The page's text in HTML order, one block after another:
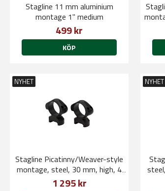
Stagline 11 mm aluminium
montage 1" medium
499 kr
KÖP
NYHET
Stagline Picatinny/Weaver-style
montage, steel, 30 mm, high, 4
cap screws
1 295 kr
NYHET